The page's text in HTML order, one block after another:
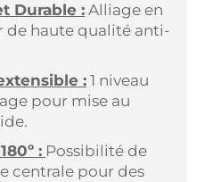
Durable : Alliage en
de haute qualité anti-
: 1 niveau
pour mise au
: Possibilité de
centrale pour des